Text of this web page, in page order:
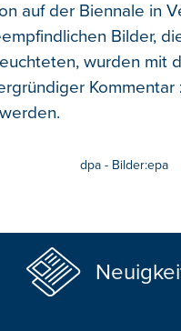
auf der Biennale in
Bilder,
wurden mit
dpa - Bilder:epa